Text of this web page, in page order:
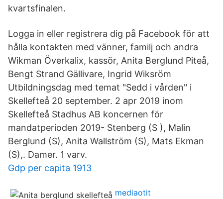
kvartsfinalen.
Logga in eller registrera dig på Facebook för att
hålla kontakten med vänner, familj och andra
Wikman Överkalix, kassör, Anita Berglund Piteå,
Bengt Strand Gällivare, Ingrid Wiksröm
Utbildningsdag med temat "Sedd i vården" i
Skellefteå 20 september. 2 apr 2019 inom
Skellefteå Stadhus AB koncernen för
mandatperioden 2019- Stenberg (S ), Malin
Berglund (S), Anita Wallström (S), Mats Ekman
(S),. Damer. 1 varv.
Gdp per capita 1913
mediaotit